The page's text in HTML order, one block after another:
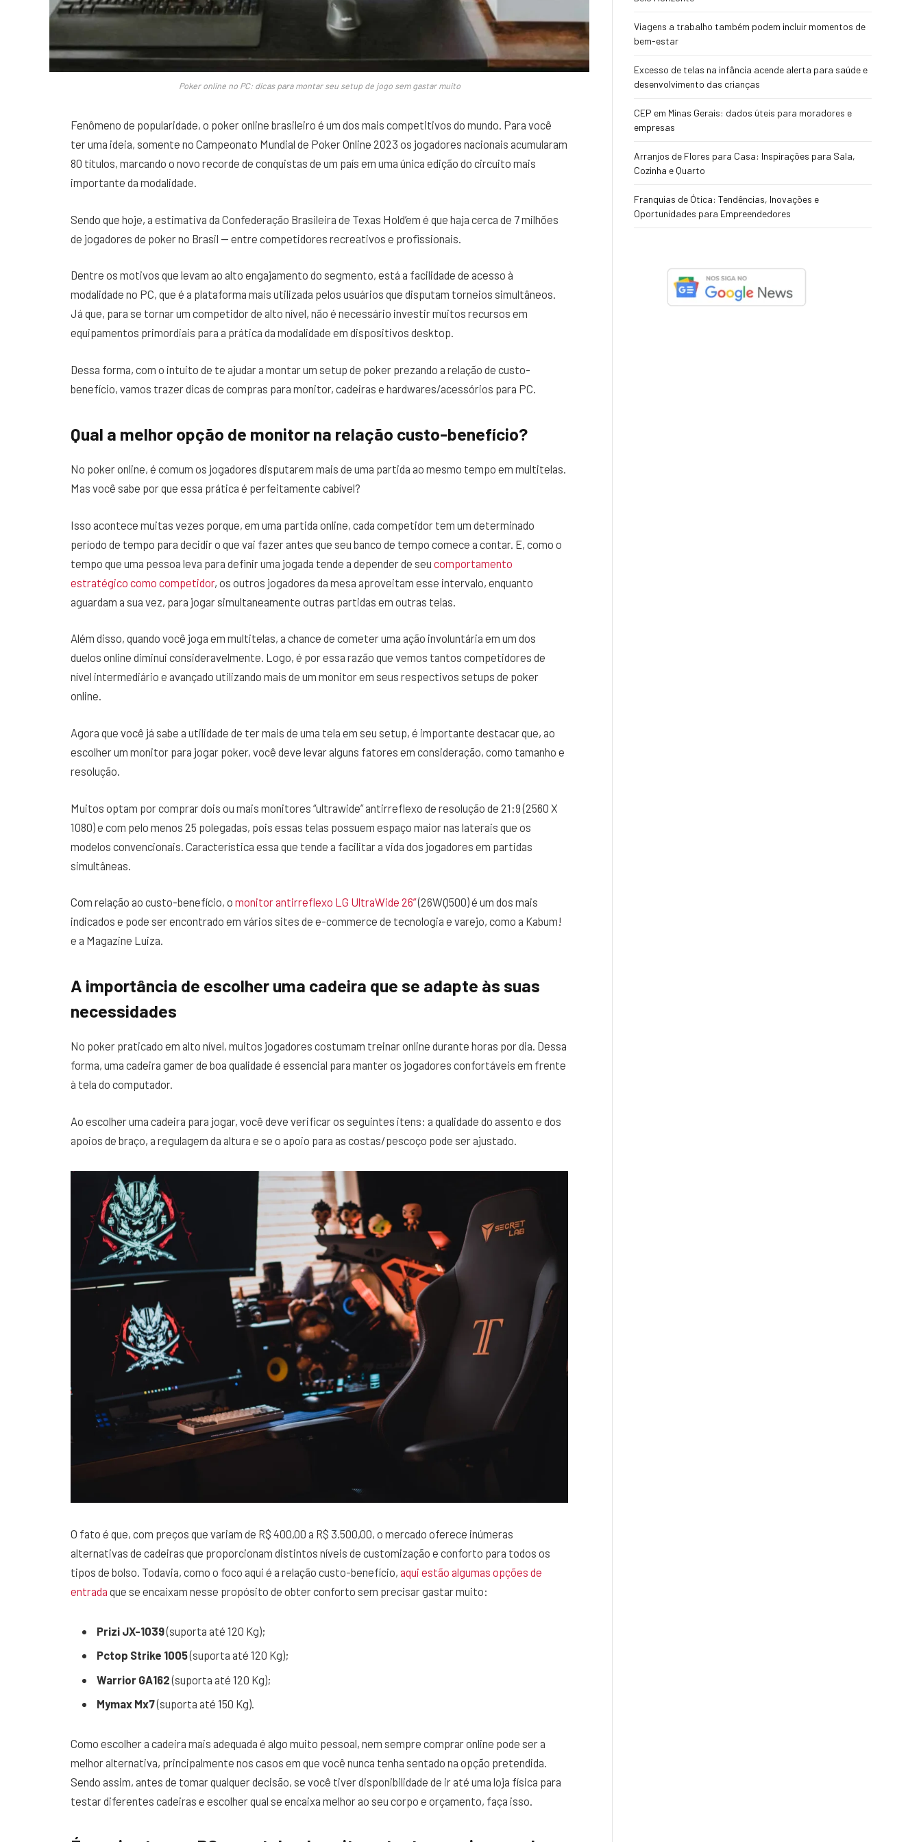
Poker online no PC: dicas para montar seu setup de jogo sem gastar muito
Fenômeno de popularidade, o poker online brasileiro é um dos mais competitivos do mundo. Para você
ter uma ideia, somente no Campeonato Mundial de Poker Online 2023 os jogadores nacionais acumularam
80 títulos, marcando o novo recorde de conquistas de um país em uma única edição do circuito mais
importante da modalidade.
Sendo que hoje, a estimativa da Confederação Brasileira de Texas Hold’em é que haja cerca de 7 milhões
de jogadores de poker no Brasil — entre competidores recreativos e profissionais.
Dentre os motivos que levam ao alto engajamento do segmento, está a facilidade de acesso à
modalidade no PC, que é a plataforma mais utilizada pelos usuários que disputam torneios simultâneos.
Já que, para se tornar um competidor de alto nível, não é necessário investir muitos recursos em
equipamentos primordiais para a prática da modalidade em dispositivos desktop.
Dessa forma, com o intuito de te ajudar a montar um setup de poker prezando a relação de custo-
benefício, vamos trazer dicas de compras para monitor, cadeiras e hardwares/acessórios para PC.
Qual a melhor opção de monitor na relação custo-benefício?
No poker online, é comum os jogadores disputarem mais de uma partida ao mesmo tempo em multitelas.
Mas você sabe por que essa prática é perfeitamente cabível?
Isso acontece muitas vezes porque, em uma partida online, cada competidor tem um determinado
período de tempo para decidir o que vai fazer antes que seu banco de tempo comece a contar. E, como o
tempo que uma pessoa leva para definir uma jogada tende a depender de seu comportamento
estratégico como competidor, os outros jogadores da mesa aproveitam esse intervalo, enquanto
aguardam a sua vez, para jogar simultaneamente outras partidas em outras telas.
Além disso, quando você joga em multitelas, a chance de cometer uma ação involuntária em um dos
duelos online diminui consideravelmente. Logo, é por essa razão que vemos tantos competidores de
nível intermediário e avançado utilizando mais de um monitor em seus respectivos setups de poker
online.
Agora que você já sabe a utilidade de ter mais de uma tela em seu setup, é importante destacar que, ao
escolher um monitor para jogar poker, você deve levar alguns fatores em consideração, como tamanho e
resolução.
Muitos optam por comprar dois ou mais monitores “ultrawide” antirreflexo de resolução de 21:9 (2560 X
1080) e com pelo menos 25 polegadas, pois essas telas possuem espaço maior nas laterais que os
modelos convencionais. Característica essa que tende a facilitar a vida dos jogadores em partidas
simultâneas.
Com relação ao custo-benefício, o monitor antirreflexo LG UltraWide 26”(26WQ500) é um dos mais
indicados e pode ser encontrado em vários sites de e-commerce de tecnologia e varejo, como a Kabum!
e a Magazine Luiza.
A importância de escolher uma cadeira que se adapte às suas
necessidades
No poker praticado em alto nível, muitos jogadores costumam treinar online durante horas por dia. Dessa
forma, uma cadeira gamer de boa qualidade é essencial para manter os jogadores confortáveis em frente
à tela do computador.
Ao escolher uma cadeira para jogar, você deve verificar os seguintes itens: a qualidade do assento e dos
apoios de braço, a regulagem da altura e se o apoio para as costas/pescoço pode ser ajustado.
O fato é que, com preços que variam de R$ 400,00 a R$ 3.500,00, o mercado oferece inúmeras
alternativas de cadeiras que proporcionam distintos níveis de customização e conforto para todos os
tipos de bolso. Todavia, como o foco aqui é a relação custo-benefício, aqui estão algumas opções de
entrada que se encaixam nesse propósito de obter conforto sem precisar gastar muito:
Prizi JX-1039(suporta até 120 Kg);
Pctop Strike 1005(suporta até 120 Kg);
Warrior GA162(suporta até 120 Kg);
Mymax Mx7(suporta até 150 Kg).
Como escolher a cadeira mais adequada é algo muito pessoal, nem sempre comprar online pode ser a
melhor alternativa, principalmente nos casos em que você nunca tenha sentado na opção pretendida.
Sendo assim, antes de tomar qualquer decisão, se você tiver disponibilidade de ir até uma loja física para
testar diferentes cadeiras e escolher qual se encaixa melhor ao seu corpo e orçamento, faça isso.
Viagens a trabalho também podem incluir momentos de
bem-estar
Excesso de telas na infância acende alerta para saúde e
desenvolvimento das crianças
CEP em Minas Gerais: dados úteis para moradores e
empresas
Arranjos de Flores para Casa: Inspirações para Sala,
Cozinha e Quarto
Franquias de Ótica: Tendências, Inovações e
Oportunidades para Empreendedores